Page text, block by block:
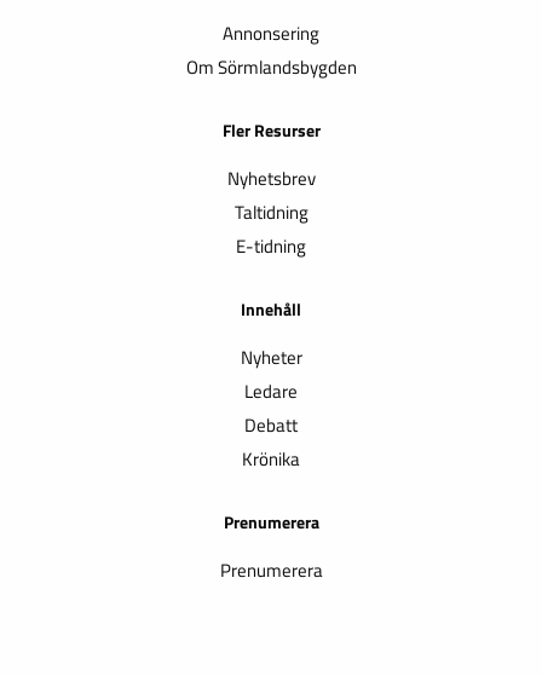
Annonsering
Om Sörmlandsbygden
Fler Resurser
Nyhetsbrev
Taltidning
E-tidning
Innehåll
Nyheter
Ledare
Debatt
Krönika
Prenumerera
Prenumerera